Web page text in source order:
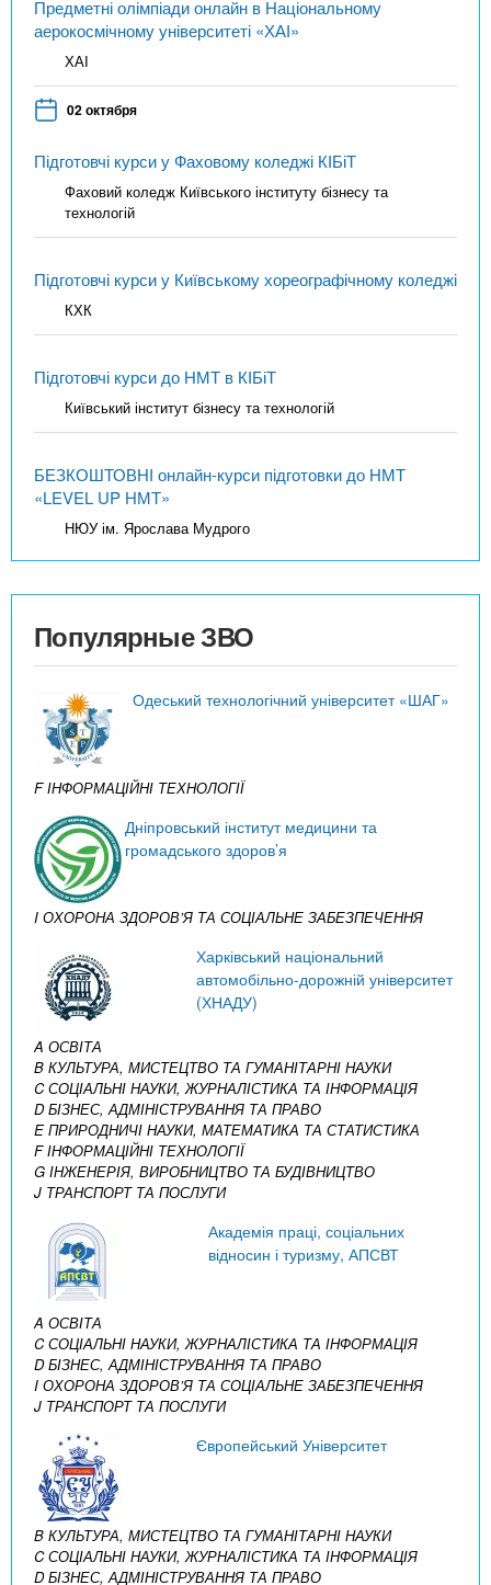
Предметні олімпіади онлайн в Національному
аерокосмічному університеті «ХАІ»
ХАІ
02 октября
Підготовчі курси у Фаховому коледжі КІБіТ
Фаховий коледж Київського інституту бізнесу та
технологій
Підготовчі курси у Київському хореографічному коледжі
КХК
Підготовчі курси до НМТ в КІБіТ
Київський інститут бізнесу та технологій
БЕЗКОШТОВНІ онлайн-курси підготовки до НМТ
«LEVEL UP НМТ»
НЮУ ім. Ярослава Мудрого
Популярные ЗВО
Одеський технологічний університет «ШАГ»
F ІНФОРМАЦІЙНІ ТЕХНОЛОГІЇ
Дніпровський інститут медицини та
громадського здоров’я
I ОХОРОНА ЗДОРОВ’Я ТА СОЦІАЛЬНЕ ЗАБЕЗПЕЧЕННЯ
Харківський національний
автомобільно-дорожній університет
(ХНАДУ)
A ОСВІТА
B КУЛЬТУРА, МИСТЕЦТВО ТА ГУМАНІТАРНІ НАУКИ
C СОЦІАЛЬНІ НАУКИ, ЖУРНАЛІСТИКА ТА ІНФОРМАЦІЯ
D БІЗНЕС, АДМІНІСТРУВАННЯ ТА ПРАВО
E ПРИРОДНИЧІ НАУКИ, МАТЕМАТИКА ТА СТАТИСТИКА
F ІНФОРМАЦІЙНІ ТЕХНОЛОГІЇ
G ІНЖЕНЕРІЯ, ВИРОБНИЦТВО ТА БУДІВНИЦТВО
J ТРАНСПОРТ ТА ПОСЛУГИ
Академія праці, соціальних
відносин і туризму, АПСВТ
A ОСВІТА
C СОЦІАЛЬНІ НАУКИ, ЖУРНАЛІСТИКА ТА ІНФОРМАЦІЯ
D БІЗНЕС, АДМІНІСТРУВАННЯ ТА ПРАВО
I ОХОРОНА ЗДОРОВ’Я ТА СОЦІАЛЬНЕ ЗАБЕЗПЕЧЕННЯ
J ТРАНСПОРТ ТА ПОСЛУГИ
Європейський Університет
B КУЛЬТУРА, МИСТЕЦТВО ТА ГУМАНІТАРНІ НАУКИ
C СОЦІАЛЬНІ НАУКИ, ЖУРНАЛІСТИКА ТА ІНФОРМАЦІЯ
D БІЗНЕС, АДМІНІСТРУВАННЯ ТА ПРАВО